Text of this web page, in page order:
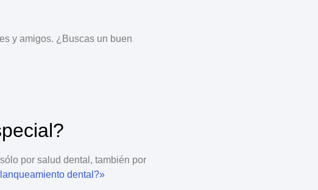
y amigos. ¿Buscas un buen
por salud dental, también por
dental?»